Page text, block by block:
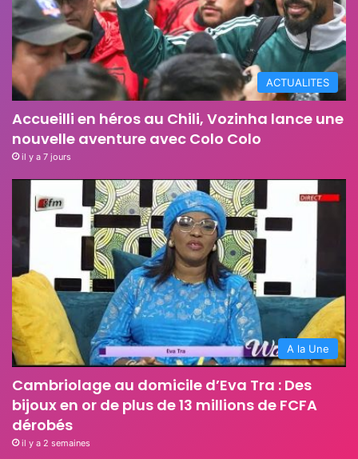
ACTUALITES
Accueilli en héros au Chili, Vozinha lance une
nouvelle aventure avec Colo Colo
il y a 7 jours
A la Une
Cambriolage au domicile d’Eva Tra : Des
bijoux en or de plus de 13 millions de FCFA
dérobés
il y a 2 semaines